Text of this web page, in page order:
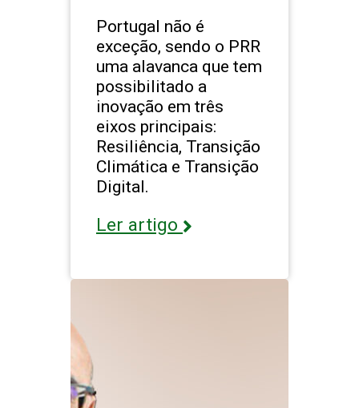
Portugal não é
exceção, sendo o PRR
uma alavanca que tem
possibilitado a
inovação em três
eixos principais:
Resiliência, Transição
Climática e Transição
Digital.
Ler artigo